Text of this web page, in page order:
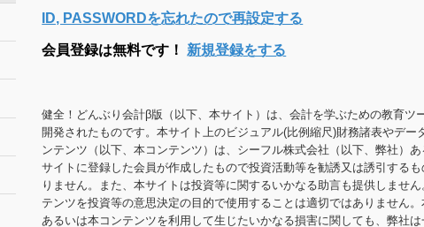
ID, PASSWORDを忘れたので再設定する
会員登録は無料です！ 新規登録をする
健全！どんぶり会計β版（以下、本サイト）は、会計を学ぶための教育ツ
開発されたものです。本サイト上のビジュアル(比例縮尺)財務諸表やデー
ンテンツ（以下、本コンテンツ）は、シーフル株式会社（以下、弊社）
サイトに登録した会員が作成したもので投資活動等を勧誘又は誘引するも
りません。また、本サイトは投資等に関するいかなる助言も提供しません
テンツを投資等の意思決定の目的で使用することは適切ではありません。
あるいは本コンテンツを利用して生じたいかなる損害に関しても、弊社